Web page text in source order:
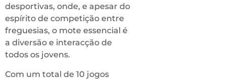
desportivas, onde, e apesar do
espírito de competição entre
freguesias, o mote essencial é
a diversão e interacção de
todos os jovens.
Com um total de 10 jogos